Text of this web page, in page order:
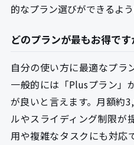
的なプラン選びができるよう
どのプランが最もお得です
自分の使い方に最適なプラ
一般的には「Plusプラン」
が良いと言えます。月額約
ルやスライディング制限が
用や複雑なタスクにも対応